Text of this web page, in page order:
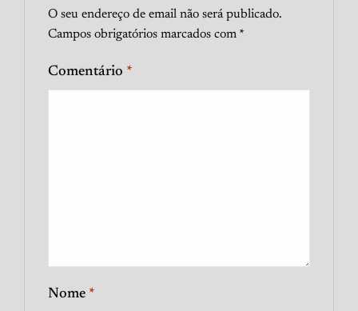
O seu endereço de email não será publicado.
Campos obrigatórios marcados com *
Comentário *
Nome *